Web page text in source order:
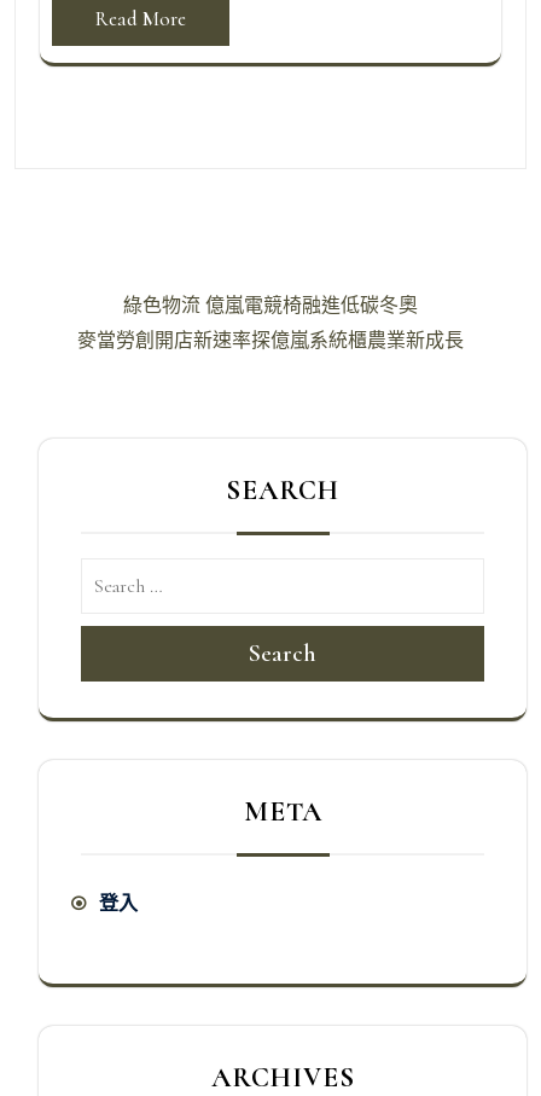
Read More
綠色物流 億嵐電競椅融進低碳冬奧
麥當勞創開店新速率探億嵐系統櫃農業新成長
SEARCH
Search
META
登入
ARCHIVES